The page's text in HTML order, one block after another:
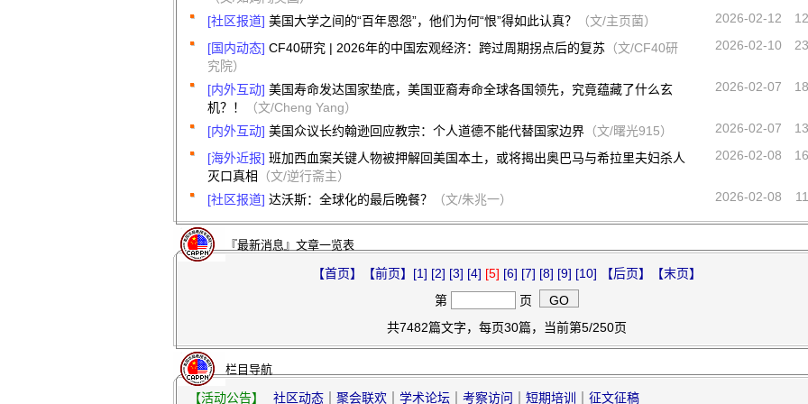
[社区报道] 美国大学之间的“百年恩怨”，他们为何“恨”得如此认真？ （文/主页菌） 2026-02-12
[国内动态] CF40研究 | 2026年的中国宏观经济：跨过周期拐点后的复苏 （文/CF40研
究院）
2026-02-10
[内外互动] 美国寿命发达国家垫底，美国亚裔寿命全球各国领先，究竟蕴藏了什么玄
机？！
（文/Cheng Yang）
2026-02-07
[内外互动] 美国众议长约翰逊回应教宗：个人道德不能代替国家边界 （文/曙光915） 2026-02-07
[海外近报] 班加西血案关键人物被押解回美国本土，或将揭出奥巴马与希拉里夫妇杀人
灭口真相
（文/逆行斋主）
2026-02-08
[社区报道] 达沃斯：全球化的最后晚餐？ （文/朱兆一） 2026-02-08
『最新消息』文章一览表
【首页】 【前页】 [1] [2] [3] [4] [5] [6] [7] [8] [9] [10] 【后页】
【末页】
第
页
共7482篇文字，每页30篇，当前第5/250页
栏目导航
【活动公告】 社区动态 聚会联欢 学术论坛 考察访问 短期培训 征文征稿